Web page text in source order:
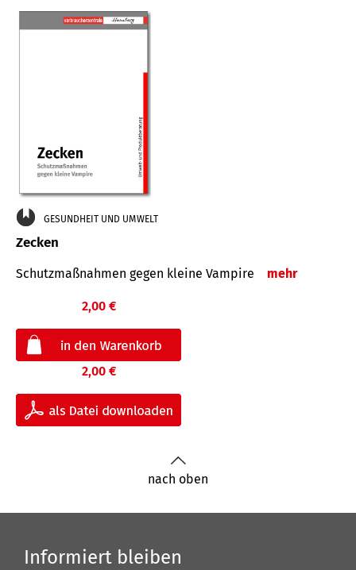
GESUNDHEIT UND UMWELT
Zecken
Schutz­maß­nahmen gegen kleine Vampire mehr
2,00 €
2,00 €
nach oben
Informiert bleiben